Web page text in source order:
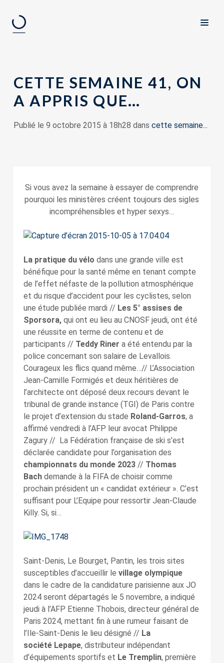
CETTE SEMAINE 41, ON
A APPRIS QUE…
Publié le 9 octobre 2015 à 18h28 dans cette semaine...
Si vous avez la semaine à essayer de comprendre
pourquoi les ministères créent toujours des sigles
incompréhensibles et hyper sexys…
La pratique du vélo dans une grande ville est
bénéfique pour la santé même en tenant compte
de l’effet néfaste de la pollution atmosphérique
et du risque d’accident pour les cyclistes, selon
une étude publiée mardi // Les 5° assises de
Sporsora,qui ont eu lieu au CNOSF jeudi, ont été
une réussite en terme de contenu et de
participants // Teddy Riner a été entendu par la
police concernant son salaire de Levallois.
Courageux les flics quand même…// L’Association
Jean-Camille Formigés et deux héritières de
l’architecte ont déposé deux recours devant le
tribunal de grande instance (TGI) de Paris contre
le projet d’extension du stade Roland-Garros, a
affirmé vendredi à l’AFP leur avocat Philippe
Zagury // La Fédération française de ski s’est
déclarée candidate pour l’organisation des
championnats du monde 2023 // Thomas
Bach demande à la FIFA de choisir comme
prochain président un « candidat extérieur ». C’est
suffisant pour L’Equipe pour ressortir Jean-Claude
Killy. Si, si…
Saint-Denis, Le Bourget, Pantin, les trois sites
susceptibles d’accueillir le village olympique
dans le cadre de la candidature parisienne aux JO
2024 seront départagés le 5 novembre, a indiqué
jeudi à l’AFP Etienne Thobois, directeur général de
Paris 2024, mettant fin à une rumeur faisant de
l’Ile-Saint-Denis le lieu désigné // La
société Lepape, distributeur indépendant
d’équipements sportifs et Le Tremplin, première